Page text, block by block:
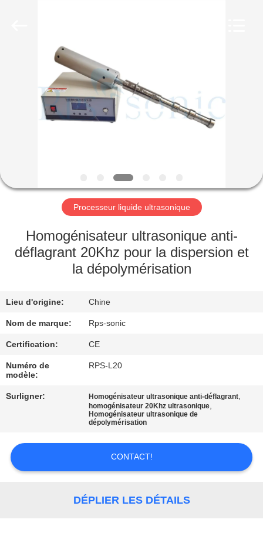
MAISON
PRODUITS
DE
NOUS
VISITE
D'USINE
DE
QUALITÉ
CONTACTEZ-
NOUS
NOUVELLES
CAS
Processeur liquide ultrasonique
Homogénisateur ultrasonique anti-
déflagrant 20Khz pour la dispersion et
la dépolymérisation
Lieu d'origine: Chine
Nom de marque: Rps-sonic
Certification: CE
Numéro de
modèle:
RPS-L20
Surligner: Homogénisateur ultrasonique anti-déflagrant,
homogénisateur 20Khz ultrasonique,
Homogénisateur ultrasonique de
dépolymérisation
CONTACT!
DÉPLIER LES DÉTAILS